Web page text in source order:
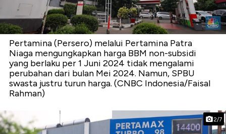
Pertamina (Persero) melalui Pertamina Patra
Niaga mengungkapkan harga BBM non-subsidi
yang berlaku per 1 Juni 2024 tidak mengalami
perubahan dari bulan Mei 2024. Namun, SPBU
swasta justru turun harga. (CNBC Indonesia/Faisal
Rahman)
2/7